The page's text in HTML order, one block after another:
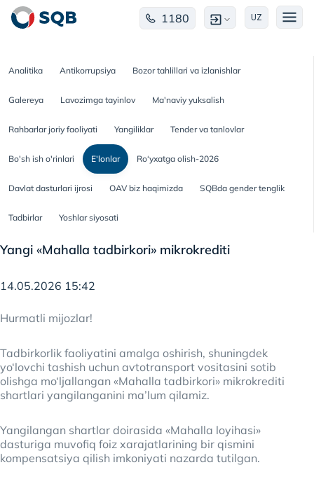
1180 UZ
Analitika Antikorrupsiya Bozor tahlillari va izlanishlar
Galereya Lavozimga tayinlov Ma'naviy yuksalish
Rahbarlar joriy faoliyati Yangiliklar Tender va tanlovlar
Bo'sh ish o'rinlari E'lonlar Ro‘yxatga olish-2026
Davlat dasturlari ijrosi OAV biz haqimizda SQBda gender tenglik
Tadbirlar Yoshlar siyosati
Yangi «Mahalla tadbirkori» mikrokrediti
14.05.2026 15:42
Hurmatli mijozlar!
Tadbirkorlik faoliyatini amalga oshirish, shuningdek
yo‘lovchi tashish uchun avtotransport vositasini sotib
olishga mo‘ljallangan «Mahalla tadbirkori» mikrokrediti
shartlari yangilanganini ma’lum qilamiz.
Yangilangan shartlar doirasida «Mahalla loyihasi»
dasturiga muvofiq foiz xarajatlarining bir qismini
kompensatsiya qilish imkoniyati nazarda tutilgan.